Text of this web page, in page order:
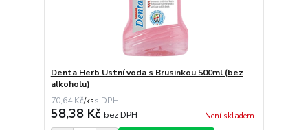
Denta Herb Ustní voda s Brusinkou 500ml (bez
alkoholu)
70,64 Kč/ks
58,38 Kč bez DPH Není skladem